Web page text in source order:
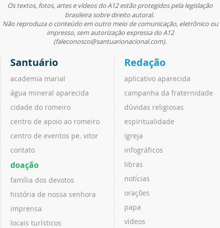
Os textos, fotos, artes e vídeos do A12 estão protegidos pela legislação
brasileira sobre direito autoral.
Não reproduza o conteúdo em outro meio de comunicação, eletrônico ou
impresso, sem autorização expressa do A12
(faleconosco@santuarionacional.com).
Santuário
academia marial
água mineral aparecida
cidade do romeiro
centro de apoio ao romeiro
centro de eventos pe. vitor
contato
doação
família dos devotos
história de nossa senhora
imprensa
locais turísticos
Redação
aplicativo aparecida
campanha da fraternidade
dúvidas religiosas
espiritualidade
igreja
infográficos
libras
notícias
orações
papa
vídeos